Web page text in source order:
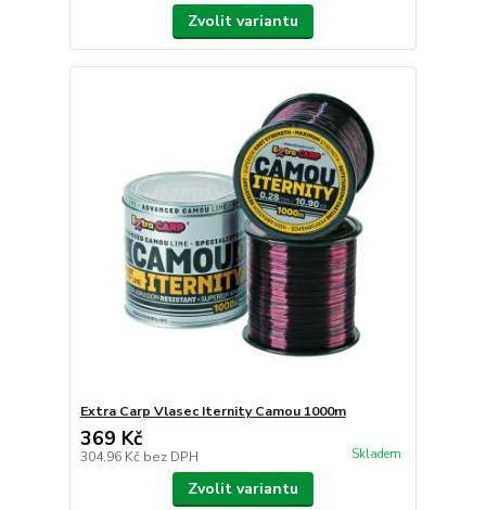
Zvolit variantu
Extra Carp Vlasec Iternity Camou 1000m
369 Kč
304,96 Kč bez DPH Skladem
Zvolit variantu